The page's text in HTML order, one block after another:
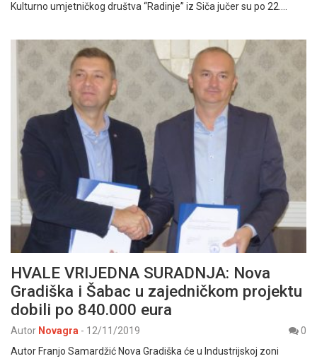
Kulturno umjetničkog društva “Radinje” iz Siča jučer su po 22.…
HVALE VRIJEDNA SURADNJA: Nova
Gradiška i Šabac u zajedničkom projektu
dobili po 840.000 eura
Autor Novagra - 12/11/2019
0
Autor Franjo Samardžić Nova Gradiška će u Industrijskoj zoni